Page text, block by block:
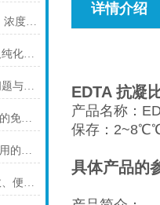
鲑鱼精DNA辅助试剂 纯度、浓度与稳定性对实验结果的影响
His-Tag蛋白纯化磁珠原理及纯化步骤
His-Tag蛋白纯化磁珠常见问题与解决方案
如何根据实验目的选择合适的免疫染色封闭剂
免疫染色洗涤液从稀释到使用的完整流程
His-Tag蛋白纯化磁珠：高效、便捷的蛋白纯化解决方案
详情介绍
EDTA 抗凝
产品名称：
保存：
具体产品的